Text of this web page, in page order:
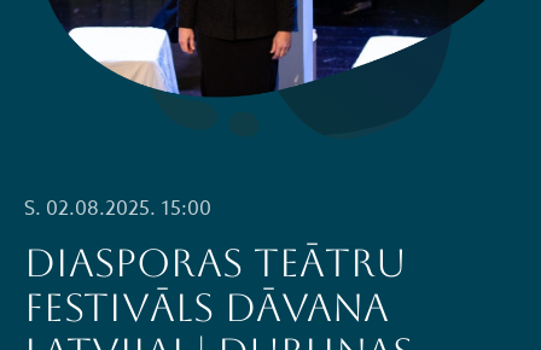
S. 02.08.2025. 15:00
Diasporas teātru
festivāls DĀVANA